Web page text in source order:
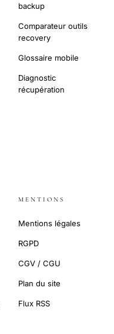
backup
Comparateur outils
recovery
Glossaire mobile
Diagnostic
récupération
MENTIONS
Mentions légales
RGPD
CGV / CGU
Plan du site
Flux RSS